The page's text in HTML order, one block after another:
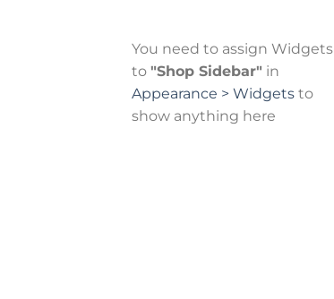
You need to assign Widgets
to "Shop Sidebar" in
Appearance > Widgets to
show anything here